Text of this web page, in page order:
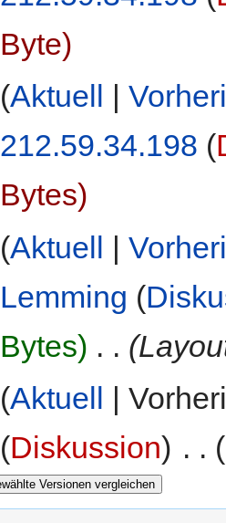
Byte)
(Aktuell |
212.59.34.198 (
Bytes)
(Aktuell |
Lemming (
Bytes) . .
(Aktuell |
(Diskussion) . .